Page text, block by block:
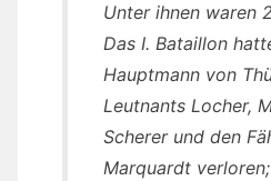
Unter ihnen waren
Das I. Bataillon
Hauptmann von
Leutnants Locher,
Scherer und den
Marquardt